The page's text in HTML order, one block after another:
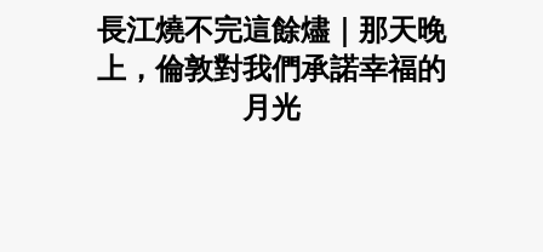
長江燒不完這餘燼｜那天晚
上，倫敦對我們承諾幸福的
月光